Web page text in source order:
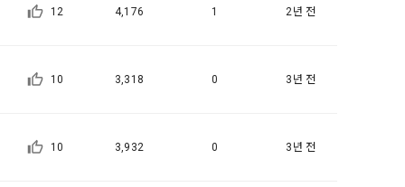
“회사”는
일 주소
적 이외의
케팅(대회
12 4,176 1 2년 전
10 3,318 0 3년 전
10 3,932 0 3년 전